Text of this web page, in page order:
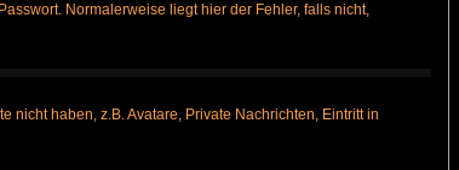
Normalerweise liegt hier der Fehler, falls nicht,
nicht haben, z.B. Avatare, Private Nachrichten, Eintritt in